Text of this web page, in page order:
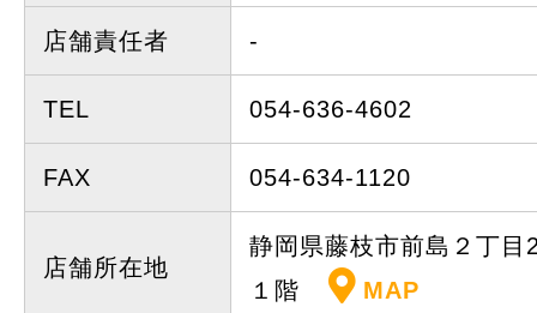
店舗責任者 -
TEL 054-636-4602
FAX 054-634-1120
店舗所在地
静岡県藤枝市前島２丁目
１階
MAP